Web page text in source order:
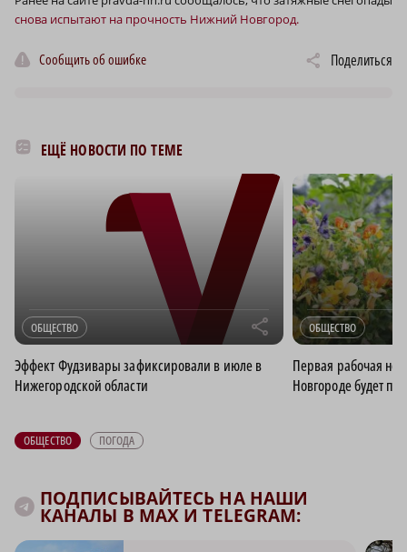
снова испытают на прочность Нижний Новгород.
Сообщить об ошибке Поделиться
ЕЩЁ НОВОСТИ ПО ТЕМЕ
ОБЩЕСТВО r
Эффект Фудзивары зафиксировали в июле в
Нижегородской области
ОБЩЕСТВО
Первая рабочая
Новгороде будет
ОБЩЕСТВО ПОГОДА
ПОДПИСЫВАЙТЕСЬ НА НАШИ
КАНАЛЫ В MAX И TELEGRAM: